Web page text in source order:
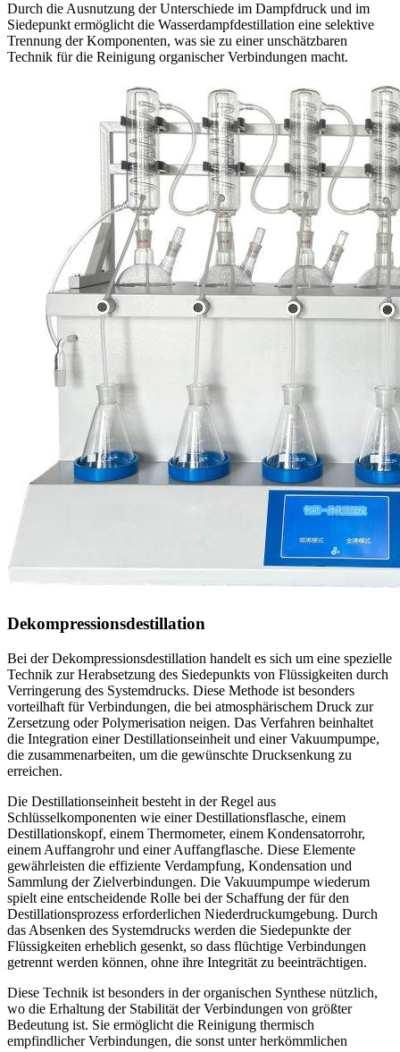
Durch die Ausnutzung der Unterschiede im Dampfdruck und im
Siedepunkt ermöglicht die Wasserdampfdestillation eine selektive
Trennung der Komponenten, was sie zu einer unschätzbaren
Technik für die Reinigung organischer Verbindungen macht.
Dekompressionsdestillation
Bei der Dekompressionsdestillation handelt es sich um eine spezielle
Technik zur Herabsetzung des Siedepunkts von Flüssigkeiten durch
Verringerung des Systemdrucks. Diese Methode ist besonders
vorteilhaft für Verbindungen, die bei atmosphärischem Druck zur
Zersetzung oder Polymerisation neigen. Das Verfahren beinhaltet
die Integration einer Destillationseinheit und einer Vakuumpumpe,
die zusammenarbeiten, um die gewünschte Drucksenkung zu
erreichen.
Die Destillationseinheit besteht in der Regel aus
Schlüsselkomponenten wie einer Destillationsflasche, einem
Destillationskopf, einem Thermometer, einem Kondensatorrohr,
einem Auffangrohr und einer Auffangflasche. Diese Elemente
gewährleisten die effiziente Verdampfung, Kondensation und
Sammlung der Zielverbindungen. Die Vakuumpumpe wiederum
spielt eine entscheidende Rolle bei der Schaffung der für den
Destillationsprozess erforderlichen Niederdruckumgebung. Durch
das Absenken des Systemdrucks werden die Siedepunkte der
Flüssigkeiten erheblich gesenkt, so dass flüchtige Verbindungen
getrennt werden können, ohne ihre Integrität zu beeinträchtigen.
Diese Technik ist besonders in der organischen Synthese nützlich,
wo die Erhaltung der Stabilität der Verbindungen von größter
Bedeutung ist. Sie ermöglicht die Reinigung thermisch
empfindlicher Verbindungen, die sonst unter herkömmlichen